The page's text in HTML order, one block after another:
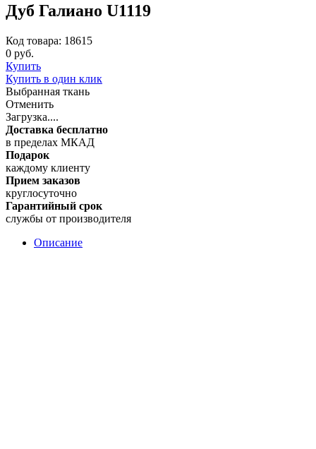
Дуб Галиано U1119
Код товара: 18615
0 руб.
Купить
Купить в один клик
Выбранная ткань
Отменить
Загрузка....
Доставка бесплатно
в пределах МКАД
Подарок
каждому клиенту
Прием заказов
круглосуточно
Гарантийный срок
службы от производителя
Описание